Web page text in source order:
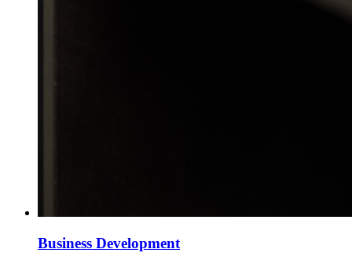
Business Development